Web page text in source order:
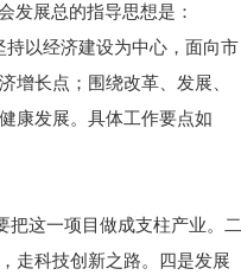
发展总的指导思想是：
以经济建设为中心，面向市
增长点；围绕改革、发展、
康发展。具体工作要点如
把这一项目做成支柱产业。二
走科技创新之路。四是发展